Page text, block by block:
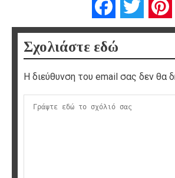
FacebookTwitter
Σχολιάστε εδώ
Η διεύθυνση του email σας δεν θα